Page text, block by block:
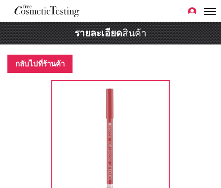
รายละเอียดสินค้า
กลับไปที่ร้านค้า